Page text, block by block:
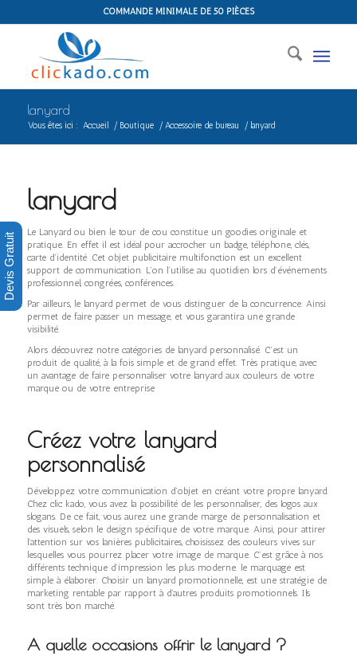
COMMANDE MINIMALE DE 50 PIÈCES
lanyard
Vous êtes ici : Accueil / Boutique / Accessoire de bureau / lanyard
lanyard
Le Lanyard ou bien le tour de cou constitue un goodies originale et
pratique. En effet il est idéal pour accrocher un badge, téléphone, clés,
carte d’identité .Cet objet publicitaire multifonction est un excellent
support de communication. L’on l’utilise au quotidien lors d’événements
professionnel, congrées, conférences.
Par ailleurs, le lanyard permet de vous distinguer de la concurrence. Ainsi
permet de faire passer un message, et vous garantira une grande
visibilité.
Alors découvrez notre catégories de lanyard personnalisé. C’est un
produit de qualité, à la fois simple et de grand effet. Très pratique, avec
un avantage de faire personnaliser votre lanyard aux couleurs de votre
marque ou de votre entreprise
Créez votre lanyard
personnalisé
Développez votre communication d’objet en créant votre propre lanyard.
Chez clic kado, vous avez la possibilité de les personnaliser, des logos aux
slogans. De ce fait, vous aurez une grande marge de personnalisation et
des visuels, selon le design spécifique de votre marque. Ainsi, pour attirer
l’attention sur vos lanières publicitaires, choisissez des couleurs vives sur
lesquelles vous pourrez placer votre image de marque. C’est grâce à nos
différents technique d’impression les plus moderne. le marquage est
simple à élaborer. Choisir un lanyard promotionnelle, est une stratégie de
marketing rentable par rapport à d’autres produits promotionnels. Ils
sont très bon marché.
A quelle occasions offrir le lanyard ?
Devis Gratuit